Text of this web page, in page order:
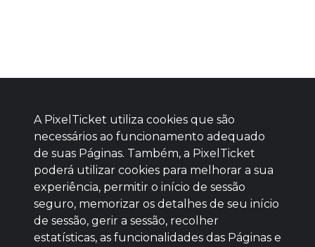
Baixe agora nosso app
A PixelTicket utiliza cookies que são
necessários ao funcionamento adequado
de suas Páginas. Também, a PixelTicket
poderá utilizar cookies para melhorar a sua
experiência, permitir o início de sessão
seguro, memorizar os detalhes de seu início
de sessão, gerir a sessão, recolher
estatísticas, as funcionalidades das Páginas e